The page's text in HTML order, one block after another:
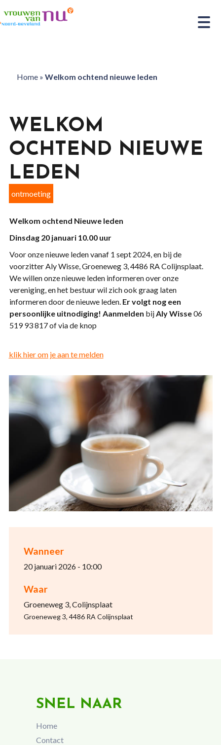
Home» Welkom ochtend nieuwe leden
Wanneer
20 januari 2026 - 10:00
Waar
Groeneweg 3, Colijnsplaat
Groeneweg 3, 4486 RA Colijnsplaat
WELKOM
OCHTEND NIEUWE
LEDEN
ontmoeting
Welkom ochtend Nieuwe leden
Dinsdag 20 januari 10.00 uur
Voor onze nieuwe leden vanaf 1 sept 2024, en bij de
voorzitter Aly Wisse, Groeneweg 3, 4486 RA Colijnsplaat.
We willen onze nieuwe leden informeren over onze
vereniging, en het bestuur wil zich ook graag laten
informeren door de nieuwe leden. Er volgt nog een
persoonlijke uitnodiging! Aanmelden bijAly Wisse06
519 93 817 of via de knop
klik hier om je aan te melden
SNEL NAAR
Home
Contact